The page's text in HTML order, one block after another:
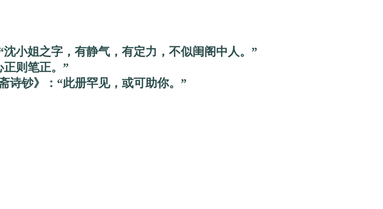
姐之字，有静气，有定力，不似闺阁中人。”
则笔正。”
钞》：“此册罕见，或可助你。”